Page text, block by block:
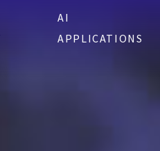
AI
APPLICATIONS